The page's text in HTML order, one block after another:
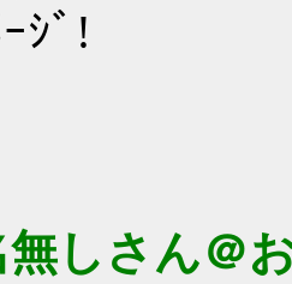
ｼﾞ!
無しさん＠